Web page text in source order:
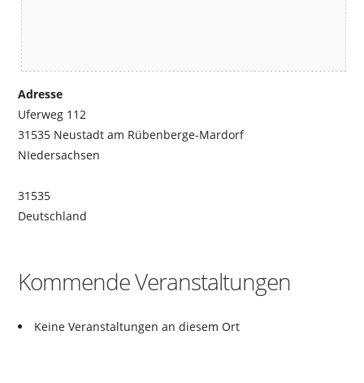
Adresse
Uferweg 112
31535 Neustadt am Rübenberge-Mardorf
NIedersachsen
31535
Deutschland
Kommende Veranstaltungen
Keine Veranstaltungen an diesem Ort